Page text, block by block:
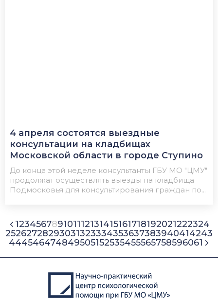
4 апреля состоятся выездные
консультации на кладбищах
Московской области в городе Ступино
До конца этой неделе консультанты ГБУ МО "ЦМУ"
продолжат осуществлять выезды на кладбища
Подмосковья для консультирования граждан по...
123456789101112131415161718192021222324
25262728293031323334353637383940414243
444546474849505152535455565758596061